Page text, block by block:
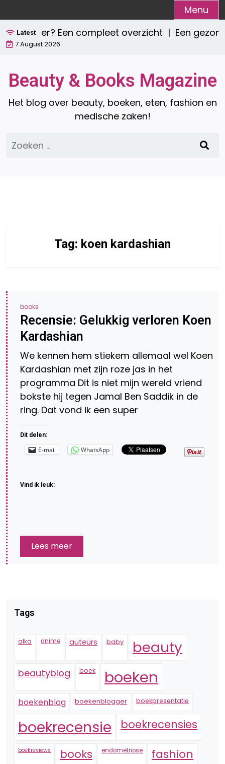
naar
de
inhoud
Menu
Latest
zijn er? Een compleet overzicht | Een
7 August 2026
Beauty & Books Magazine
Het blog over beauty, boeken, eten, fashion en
medische zaken!
Zoeken
naar:
Tag: koen kardashian
books
Recensie: Gelukkig verloren Koen
Kardashian
We kennen hem stiekem allemaal wel Koen
Kardashian met zijn roze jas in het
programma Dit is niet mijn wereld vriend
bokste hij tegen Jamal Ben Saddik in de
ring. Dat vond ik een super
Dit delen:
E-mail WhatsApp
Vind ik leuk:
Lees meer
Tags
alka anime auteurs baby beauty
beautyblog boek boeken
boekenblog boekenblogger boekpresentatie
boekrecensie boekrecensies
boekreviews books endometriose fashion